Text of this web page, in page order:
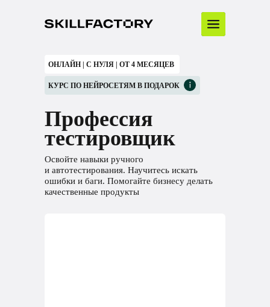
ОНЛАЙН | С НУЛЯ | ОТ 4 МЕСЯЦЕВ
Профессия
тестировщик
Освойте навыки ручного
и автотестирования. Научитесь искать
ошибки и баги. Помогайте бизнесу делать
качественные продукты
КУРС ПО НЕЙРОСЕТЯМ В ПОДАРОК